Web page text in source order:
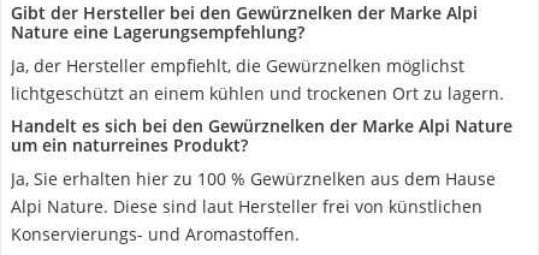
Gibt der Hersteller bei den Gewürznelken der Marke Alpi
Nature eine Lagerungsempfehlung?
Ja, der Hersteller empfiehlt, die Gewürznelken möglichst
lichtgeschützt an einem kühlen und trockenen Ort zu lagern.
Handelt es sich bei den Gewürznelken der Marke Alpi Nature
um ein naturreines Produkt?
Ja, Sie erhalten hier zu 100 % Gewürznelken aus dem Hause
Alpi Nature. Diese sind laut Hersteller frei von künstlichen
Konservierungs- und Aromastoffen.